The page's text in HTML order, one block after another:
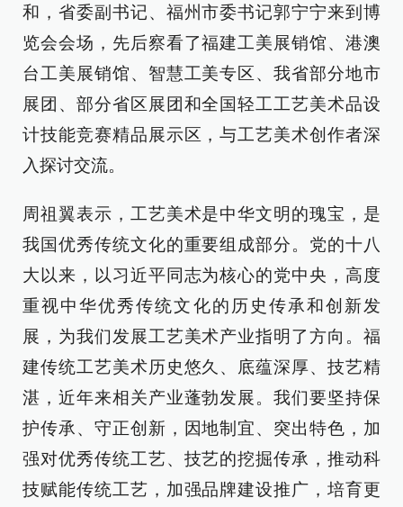
和，省委副书记、福州市委书记郭宁宁来到博
览会会场，先后察看了福建工美展销馆、港澳
台工美展销馆、智慧工美专区、我省部分地市
展团、部分省区展团和全国轻工工艺美术品设
计技能竞赛精品展示区，与工艺美术创作者深
入探讨交流。
周祖翼表示，工艺美术是中华文明的瑰宝，是
我国优秀传统文化的重要组成部分。党的十八
大以来，以习近平同志为核心的党中央，高度
重视中华优秀传统文化的历史传承和创新发
展，为我们发展工艺美术产业指明了方向。福
建传统工艺美术历史悠久、底蕴深厚、技艺精
湛，近年来相关产业蓬勃发展。我们要坚持保
护传承、守正创新，因地制宜、突出特色，加
强对优秀传统工艺、技艺的挖掘传承，推动科
技赋能传统工艺，加强品牌建设推广，培育更